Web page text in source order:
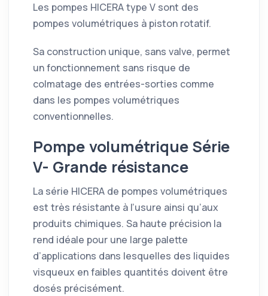
Les pompes HICERA type V sont des
pompes volumétriques à piston rotatif.
Sa construction unique, sans valve, permet
un fonctionnement sans risque de
colmatage des entrées-sorties comme
dans les pompes volumétriques
conventionnelles.
Pompe volumétrique Série
V- Grande résistance
La série HICERA de pompes volumétriques
est très résistante à l’usure ainsi qu’aux
produits chimiques. Sa haute précision la
rend idéale pour une large palette
d’applications dans lesquelles des liquides
visqueux en faibles quantités doivent être
dosés précisément.